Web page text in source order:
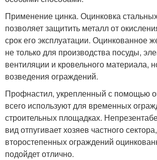
Применение цинка. Оцинковка
позволяет защитить металл от
срок его эксплуатации. Оцинкованное
не только для производства посуды,
вентиляции и кровельного материала,
возведения ограждений.
Профнастил, укрепленный с помощью
всего используют для временных
строительных площадках.
вид отпугивает хозяев частного
второстепенных ограждений
подойдет отлично.